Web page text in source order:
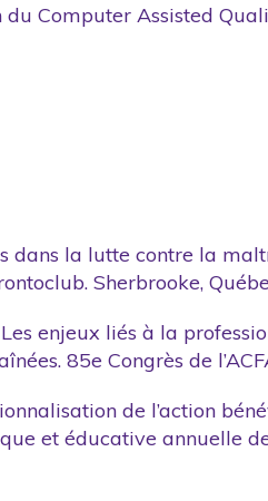
Computer Assisted
dans la lutte contre la
Sherbrooke,
enjeux liés à la
85e Congrès de
de l’action
et éducative annuelle